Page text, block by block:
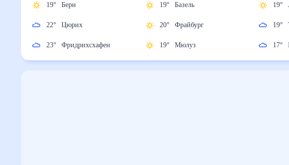
19° Берн
22° Цюрих
23° Фридрихсхафен
19° Базель
20° Фрайбург
19° Мюлуз
19°
19°
17°